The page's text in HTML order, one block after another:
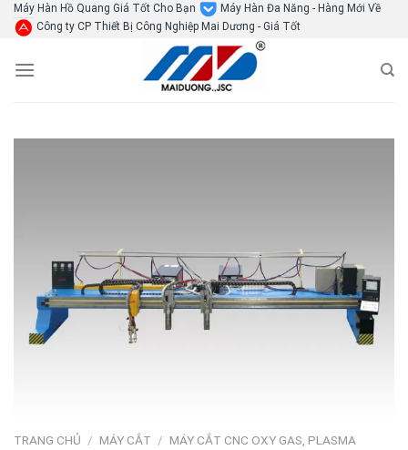
SkipMáy Hàn Hồ Quang Giá Tốt Cho Bạn
Máy Hàn Đa Năng - Hàng Mới Về
Công ty CP Thiết Bị Công Nghiệp Mai Dương - Giá Tốt
TRANG CHỦ / MÁY CẮT / MÁY CẮT CNC OXY GAS, PLASMA